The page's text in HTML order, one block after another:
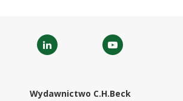
Wydawnictwo C.H.Beck